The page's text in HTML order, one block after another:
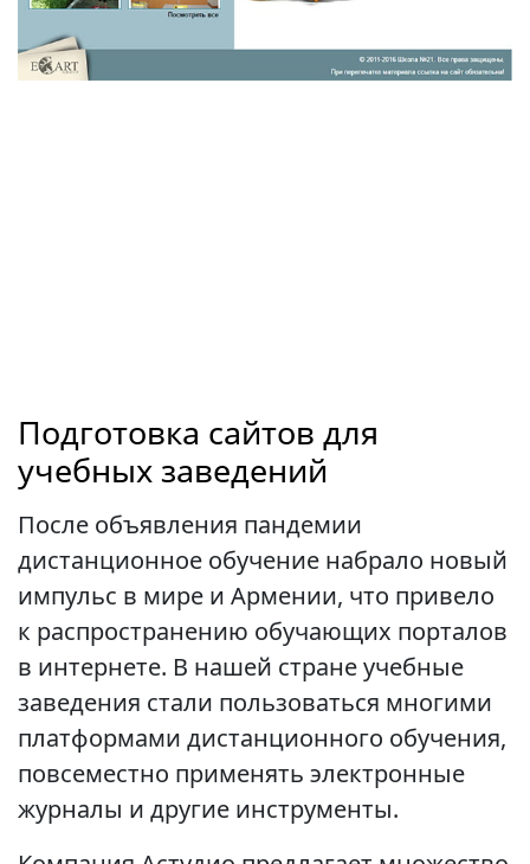
Подготовка сайтов для
учебных заведений
После объявления пандемии
дистанционное обучение набрало новый
импульс в мире и Армении, что привело
к распространению обучающих порталов
в интернете. В нашей стране учебные
заведения стали пользоваться многими
платформами дистанционного обучения,
повсеместно применять электронные
журналы и другие инструменты.